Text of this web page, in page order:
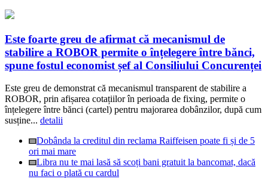
Este foarte greu de afirmat că mecanismul de
stabilire a ROBOR permite o înțelegere între bănci,
spune fostul economist șef al Consiliului Concurenței
Este greu de demonstrat că mecanismul transparent de stabilire a
ROBOR, prin afișarea cotațiilor în perioada de fixing, permite o
înțelegere între bănci (cartel) pentru majorarea dobânzilor, după cum
susține... detalii
Dobânda la creditul din reclama Raiffeisen poate fi și de 5
ori mai mare
Libra nu te mai lasă să scoți bani gratuit la bancomat, dacă
nu faci o plată cu cardul